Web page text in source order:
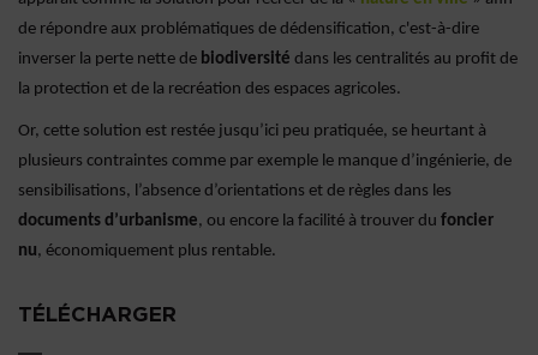
de répondre aux problématiques de dédensification, c'est-à-dire
inverser la perte nette de biodiversité dans les centralités au profit de
la protection et de la recréation des espaces agricoles.
Or, cette solution est restée jusqu’ici peu pratiquée, se heurtant à
plusieurs contraintes comme par exemple le manque d’ingénierie, de
sensibilisations, l’absence d’orientations et de règles dans les
documents d’urbanisme, ou encore la facilité à trouver du foncier
nu, économiquement plus rentable.
TÉLÉCHARGER